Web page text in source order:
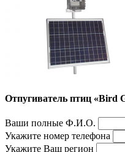
Отпугиватель птиц «Bird
Ваши полные Ф.И.О.
Укажите номер телефона
Укажите Ваш регион